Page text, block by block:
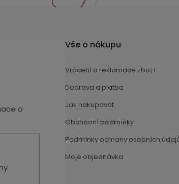
o
Vše o nákupu
Vrácení a reklamace zboží
Doprava a platba
Jak nakupovat
Obchodní podmínky
Podmínky ochrany osobních
Moje objednávka